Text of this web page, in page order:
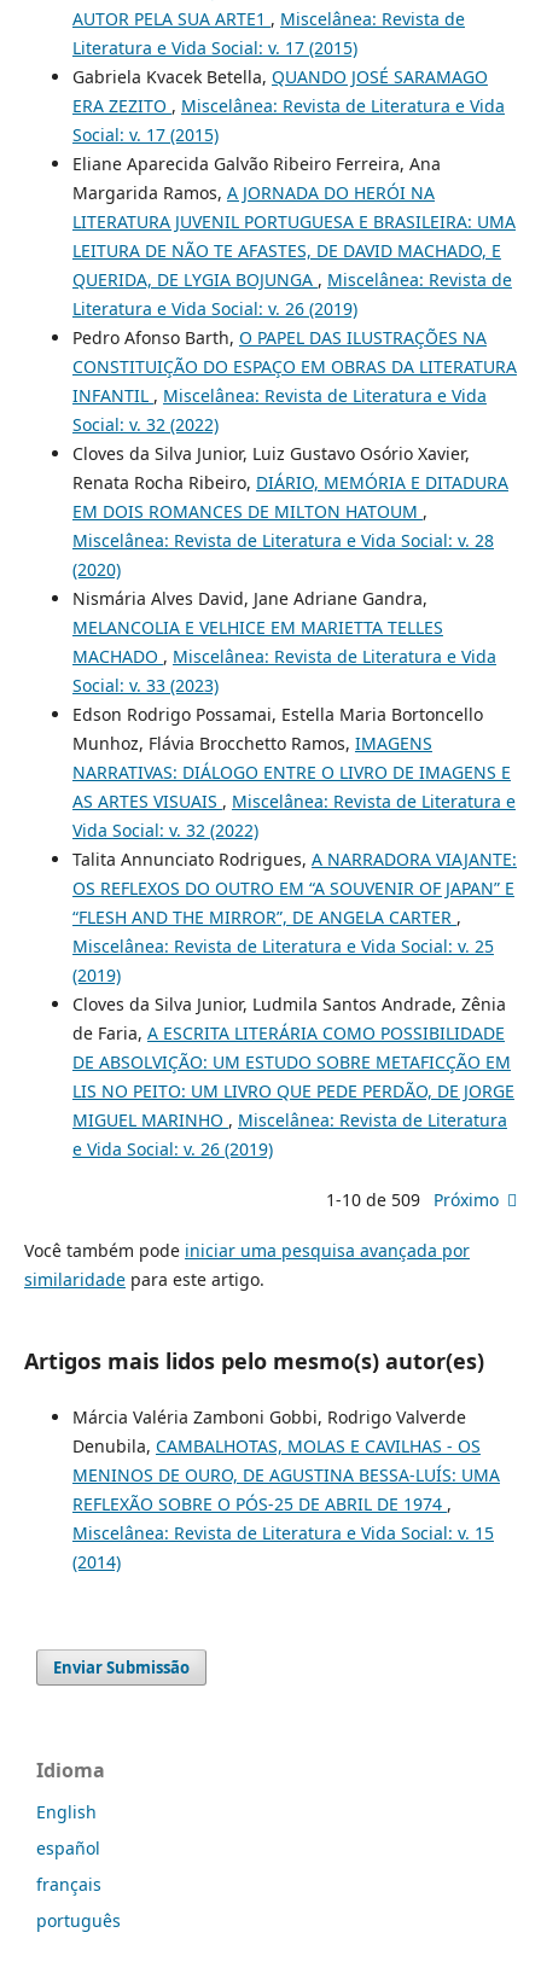
AUTOR PELA SUA ARTE1 , Miscelânea: Revista de
Literatura e Vida Social: v. 17 (2015)
Gabriela Kvacek Betella, QUANDO JOSÉ SARAMAGO
ERA ZEZITO , Miscelânea: Revista de Literatura e Vida
Social: v. 17 (2015)
Eliane Aparecida Galvão Ribeiro Ferreira, Ana
Margarida Ramos, A JORNADA DO HERÓI NA
LITERATURA JUVENIL PORTUGUESA E BRASILEIRA: UMA
LEITURA DE NÃO TE AFASTES, DE DAVID MACHADO, E
QUERIDA, DE LYGIA BOJUNGA , Miscelânea: Revista de
Literatura e Vida Social: v. 26 (2019)
Pedro Afonso Barth, O PAPEL DAS ILUSTRAÇÕES NA
CONSTITUIÇÃO DO ESPAÇO EM OBRAS DA LITERATURA
INFANTIL , Miscelânea: Revista de Literatura e Vida
Social: v. 32 (2022)
Cloves da Silva Junior, Luiz Gustavo Osório Xavier,
Renata Rocha Ribeiro, DIÁRIO, MEMÓRIA E DITADURA
EM DOIS ROMANCES DE MILTON HATOUM ,
Miscelânea: Revista de Literatura e Vida Social: v. 28
(2020)
Nismária Alves David, Jane Adriane Gandra,
MELANCOLIA E VELHICE EM MARIETTA TELLES
MACHADO , Miscelânea: Revista de Literatura e Vida
Social: v. 33 (2023)
Edson Rodrigo Possamai, Estella Maria Bortoncello
Munhoz, Flávia Brocchetto Ramos, IMAGENS
NARRATIVAS: DIÁLOGO ENTRE O LIVRO DE IMAGENS E
AS ARTES VISUAIS , Miscelânea: Revista de Literatura e
Vida Social: v. 32 (2022)
Talita Annunciato Rodrigues, A NARRADORA VIAJANTE:
OS REFLEXOS DO OUTRO EM “A SOUVENIR OF JAPAN” E
“FLESH AND THE MIRROR”, DE ANGELA CARTER ,
Miscelânea: Revista de Literatura e Vida Social: v. 25
(2019)
Cloves da Silva Junior, Ludmila Santos Andrade, Zênia
de Faria, A ESCRITA LITERÁRIA COMO POSSIBILIDADE
DE ABSOLVIÇÃO: UM ESTUDO SOBRE METAFICÇÃO EM
LIS NO PEITO: UM LIVRO QUE PEDE PERDÃO, DE JORGE
MIGUEL MARINHO , Miscelânea: Revista de Literatura
e Vida Social: v. 26 (2019)
1-10 de 509 Próximo
Você também pode iniciar uma pesquisa avançada por
similaridadepara este artigo.
Artigos mais lidos pelo mesmo(s) autor(es)
Márcia Valéria Zamboni Gobbi, Rodrigo Valverde
Denubila, CAMBALHOTAS, MOLAS E CAVILHAS - OS
MENINOS DE OURO, DE AGUSTINA BESSA-LUÍS: UMA
REFLEXÃO SOBRE O PÓS-25 DE ABRIL DE 1974 ,
Miscelânea: Revista de Literatura e Vida Social: v. 15
(2014)
Enviar Submissão
Idioma
English
español
français
português